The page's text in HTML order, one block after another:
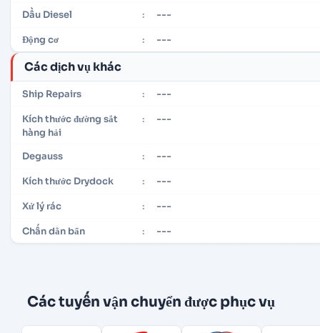
Dầu Diesel : ---
Động cơ : ---
Các dịch vụ khác
Ship Repairs : ---
Kích thước đường sắt
hàng hải
: ---
Degauss : ---
Kích thước Drydock : ---
Xử lý rác : ---
Chấn dằn bẩn : ---
Các tuyến vận chuyển được phục vụ